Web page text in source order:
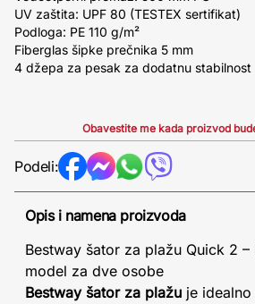
UV zaštita: UPF 80 (TESTEX sertifikat)
Podloga: PE 110 g/m²
Fiberglas šipke prečnika 5 mm
4 džepa za pesak za dodatnu stabilnost
Obavestite me kada proizvod
Podeli:
Opis i namena proizvoda
Bestway šator za plažu Quick 2
model za dve osobe
Bestway šator za plažu je